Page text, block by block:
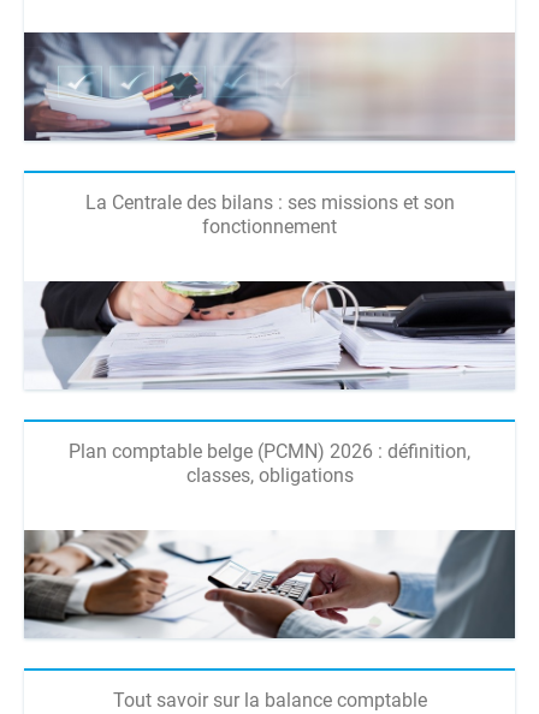
La Centrale des bilans : ses missions et son
fonctionnement
Plan comptable belge (PCMN) 2026 : définition,
classes, obligations
Tout savoir sur la balance comptable